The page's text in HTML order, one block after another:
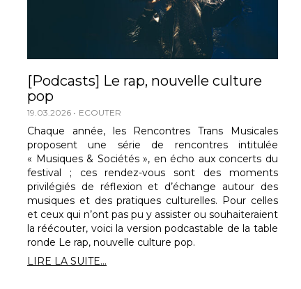
[Podcasts] Le rap, nouvelle culture
pop
19.03.2026 ECOUTER
Chaque année, les Rencontres Trans Musicales
proposent une série de rencontres intitulée
« Musiques & Sociétés », en écho aux concerts du
festival ; ces rendez-vous sont des moments
privilégiés de réflexion et d’échange autour des
musiques et des pratiques culturelles. Pour celles
et ceux qui n’ont pas pu y assister ou souhaiteraient
la réécouter, voici la version podcastable de la table
ronde Le rap, nouvelle culture pop.
LIRE LA SUITE...